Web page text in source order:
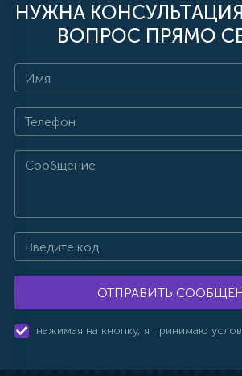
НУЖНА
ВОПРОС ПРЯМО
ОТПРАВИТЬ
нажимая на кнопку, я принимаю